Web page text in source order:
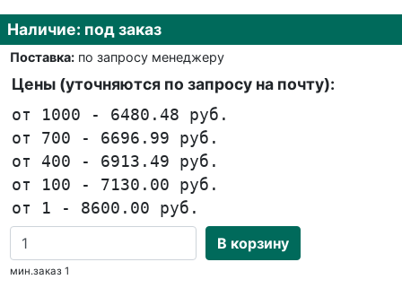
Наличие: под заказ
Поставка:по запросу менеджеру
Цены (уточняются по запросу на почту):
от 1000 - 6480.48 руб.
от 700 - 6696.99 руб.
от 400 - 6913.49 руб.
от 100 - 7130.00 руб.
от 1 - 8600.00 руб.
В корзину
мин.заказ 1